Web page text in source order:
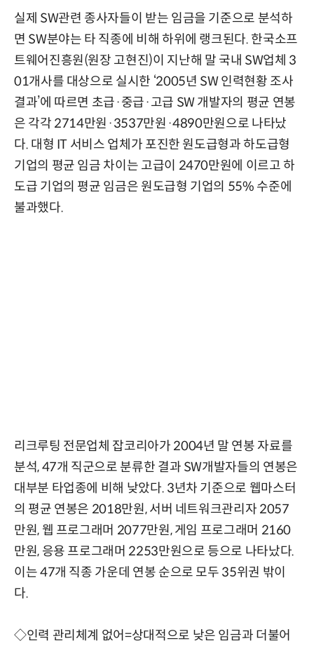
실제 SW관련 종사자들이 받는 임금을 기준으로 분석하
면 SW분야는 타 직종에 비해 하위에 랭크된다. 한국소프
트웨어진흥원(원장 고현진)이 지난해 말 국내 SW업체 3
01개사를 대상으로 실시한 ‘2005년 SW 인력현황 조사
결과’에 따르면 초급·중급·고급 SW 개발자의 평균 연봉
은 각각 2714만원·3537만원·4890만원으로 나타났
다. 대형 IT 서비스 업체가 포진한 원도급형과 하도급형
기업의 평균 임금 차이는 고급이 2470만원에 이르고 하
도급 기업의 평균 임금은 원도급형 기업의 55% 수준에
불과했다.
리크루팅 전문업체 잡코리아가 2004년 말 연봉 자료를
분석, 47개 직군으로 분류한 결과 SW개발자들의 연봉은
대부분 타업종에 비해 낮았다. 3년차 기준으로 웹마스터
의 평균 연봉은 2018만원, 서버 네트워크관리자 2057
만원, 웹 프로그래머 2077만원, 게임 프로그래머 2160
만원, 응용 프로그래머 2253만원으로 등으로 나타났다.
이는 47개 직종 가운데 연봉 순으로 모두 35위권 밖이
다.
◇인력 관리체계 없어=상대적으로 낮은 임금과 더불어